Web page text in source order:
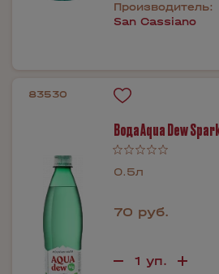
Производитель:
San Cassiano
83530
Вода Aqua Dew
0.5л
70 руб.